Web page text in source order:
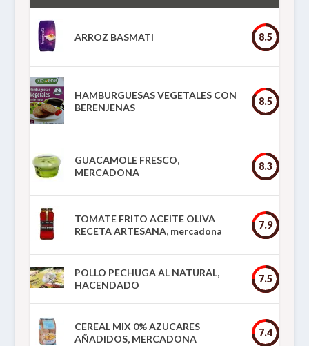
ARROZ BASMATI 8.5
HAMBURGUESAS VEGETALES CON
BERENJENAS
8.5
GUACAMOLE FRESCO,
MERCADONA
8.3
TOMATE FRITO ACEITE OLIVA
RECETA ARTESANA, mercadona
7.9
POLLO PECHUGA AL NATURAL,
HACENDADO
7.5
CEREAL MIX 0% AZUCARES
AÑADIDOS, MERCADONA
7.4